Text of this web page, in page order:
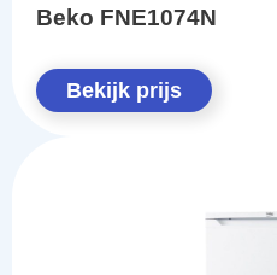
Beko FNE1074N
Bekijk prijs